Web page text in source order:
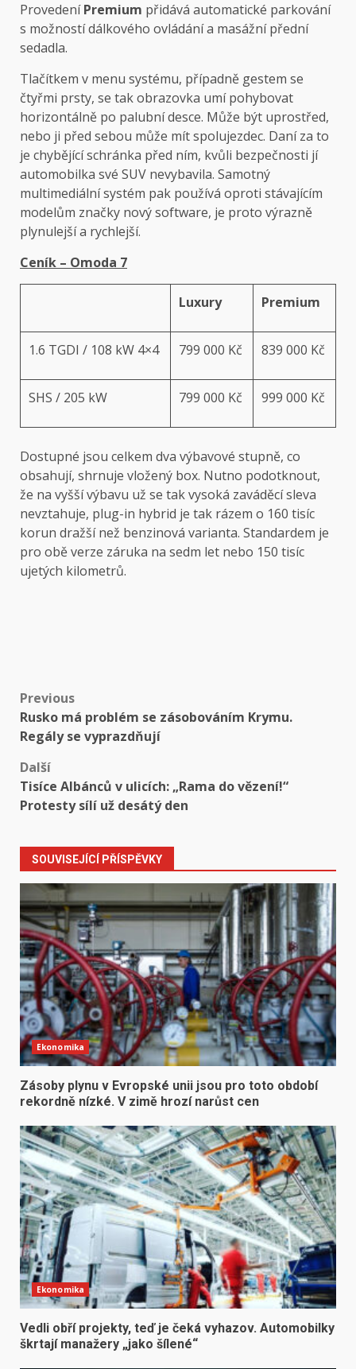
ProvedeníPremium přidává automatické parkování
s možností dálkového ovládání a masážní přední
sedadla.
Tlačítkem v menu systému, případně gestem se
čtyřmi prsty, se tak obrazovka umí pohybovat
horizontálně po palubní desce. Může být uprostřed,
nebo ji před sebou může mít spolujezdec. Daní za to
je chybějící schránka před ním, kvůli bezpečnosti jí
automobilka své SUV nevybavila. Samotný
multimediální systém pak používá oproti stávajícím
modelům značky nový software, je proto výrazně
plynulejší a rychlejší.
Ceník – Omoda 7
Luxury Premium
1.6 TGDI / 108 kW 4×4 799 000 Kč 839 000 Kč
SHS / 205 kW 799 000 Kč 999 000 Kč
Dostupné jsou celkem dva výbavové stupně, co
obsahují, shrnuje vložený box. Nutno podotknout,
že na vyšší výbavu už se tak vysoká zaváděcí sleva
nevztahuje, plug-in hybrid je tak rázem o 160 tisíc
korun dražší než benzinová varianta. Standardem je
pro obě verze záruka na sedm let nebo 150 tisíc
ujetých kilometrů.
Post
navigation
Previous
Rusko má problém se zásobováním Krymu.
Regály se vyprazdňují
Další
Tisíce Albánců v ulicích: „Rama do vězení!“
Protesty sílí už desátý den
SOUVISEJÍCÍ PŘÍSPĚVKY
Ekonomika
Zásoby plynu v Evropské unii jsou pro toto období
rekordně nízké. V zimě hrozí narůst cen
Ekonomika
Vedli obří projekty, teď je čeká vyhazov. Automobilky
škrtají manažery „jako šílené“